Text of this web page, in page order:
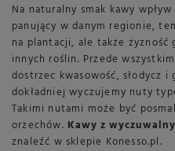
Na naturalny smak kawy
panujący w danym regionie,
na plantacji, ale także
innych roślin. Przede
dostrzec kwasowość, słodycz i
dokładniej wyczujemy nuty
Takimi nutami może być
orzechów. Kawy z
znaleźć w sklepie Konesso.pl.